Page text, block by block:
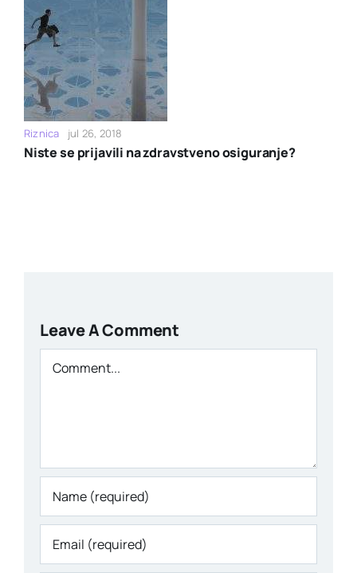
Riznica jul 26, 2018
Niste se prijavili na zdravstveno osiguranje?
Leave A Comment
Comment